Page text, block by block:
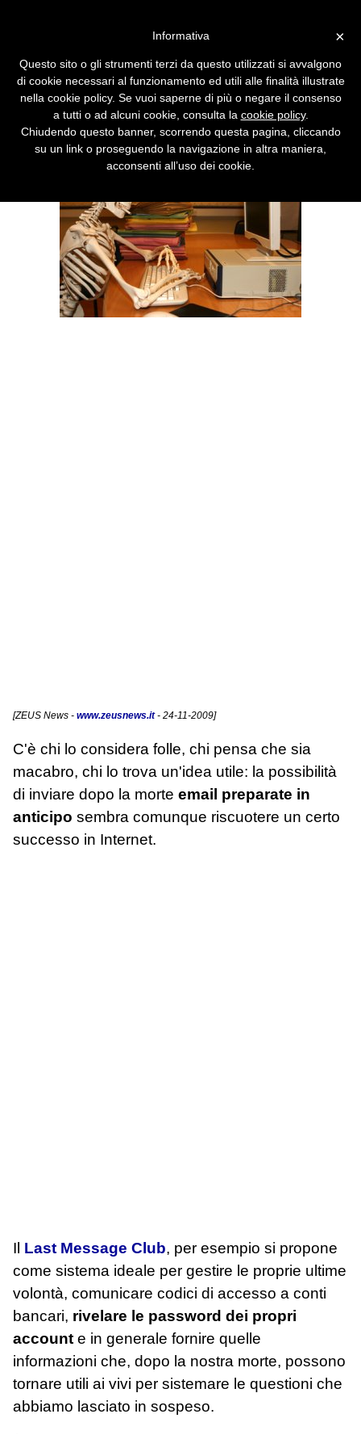
morte
Numerosi servizi consentono di compiere da
morti ciò che non si è avuto il coraggio di
fare in vita.
[ZEUS News - www.zeusnews.it- 24-11-2009]
C'è chi lo considera folle, chi pensa che sia
macabro, chi lo trova un'idea utile: la possibilità
di inviare dopo la morte email preparate in
anticipo sembra comunque riscuotere un certo
successo in Internet.
Il Last Message Club, per esempio si propone
come sistema ideale per gestire le proprie ultime
volontà, comunicare codici di accesso a conti
bancari, rivelare le password dei propri
account e in generale fornire quelle
informazioni che, dopo la nostra morte, possono
tornare utili ai vivi per sistemare le questioni che
abbiamo lasciato in sospeso.
×
Informativa
Questo sito o gli strumenti terzi da questo utilizzati si avvalgono
di cookie necessari al funzionamento ed utili alle finalità illustrate
nella cookie policy. Se vuoi saperne di più o negare il consenso
a tutti o ad alcuni cookie, consulta la cookie policy.
Chiudendo questo banner, scorrendo questa pagina, cliccando
su un link o proseguendo la navigazione in altra maniera,
acconsenti all’uso dei cookie.